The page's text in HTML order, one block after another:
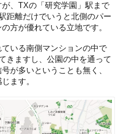
、TXの「研究学園」駅まで
距離だけでいうと北側のパー
方が優れている立地です。
いる南側マンションの中で
きますし、公園の中を通って
が多いということも無く、
ます。